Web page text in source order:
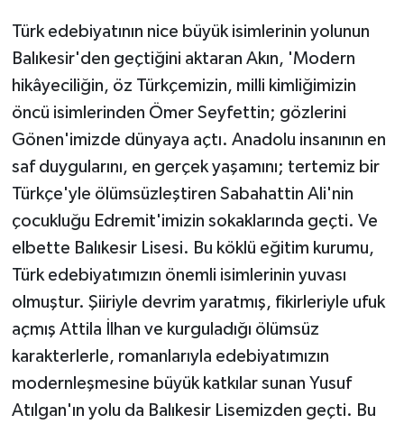
Türk edebiyatının nice büyük isimlerinin yolunun
Balıkesir'den geçtiğini aktaran Akın, 'Modern
hikâyeciliğin, öz Türkçemizin, milli kimliğimizin
öncü isimlerinden Ömer Seyfettin; gözlerini
Gönen'imizde dünyaya açtı. Anadolu insanının en
saf duygularını, en gerçek yaşamını; tertemiz bir
Türkçe'yle ölümsüzleştiren Sabahattin Ali'nin
çocukluğu Edremit'imizin sokaklarında geçti. Ve
elbette Balıkesir Lisesi. Bu köklü eğitim kurumu,
Türk edebiyatımızın önemli isimlerinin yuvası
olmuştur. Şiiriyle devrim yaratmış, fikirleriyle ufuk
açmış Attila İlhan ve kurguladığı ölümsüz
karakterlerle, romanlarıyla edebiyatımızın
modernleşmesine büyük katkılar sunan Yusuf
Atılgan'ın yolu da Balıkesir Lisemizden geçti. Bu